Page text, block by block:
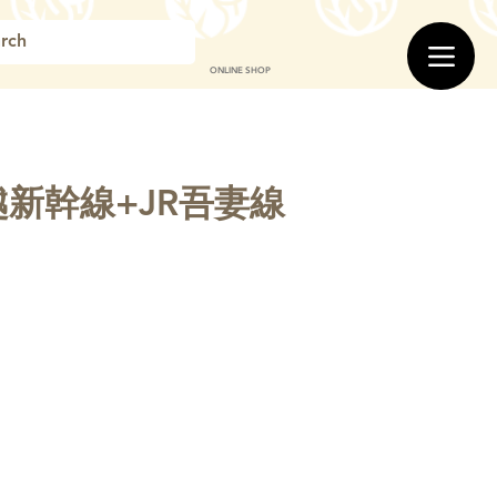
ONLINE SHOP
幹線+JR吾妻線